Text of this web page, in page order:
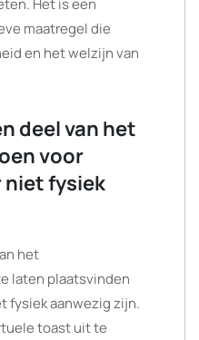
maatregel die
en het welzijn van
deel van het
voor
niet fysiek
het
laten plaatsvinden
fysiek aanwezig zijn.
toast uit te